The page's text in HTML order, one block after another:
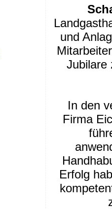
und
Jubilare
In den
Firma
Erfolg